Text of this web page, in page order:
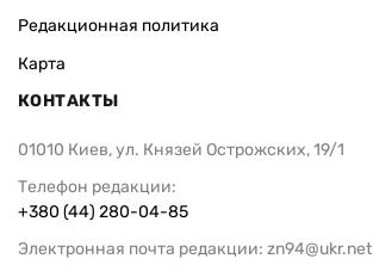
Редакционная политика
Карта
КОНТАКТЫ
01010 Киев, ул. Князей Острожских, 19/1
Телефон редакции:
+380 (44) 280-04-85
Электронная почта редакции: zn94@ukr.net